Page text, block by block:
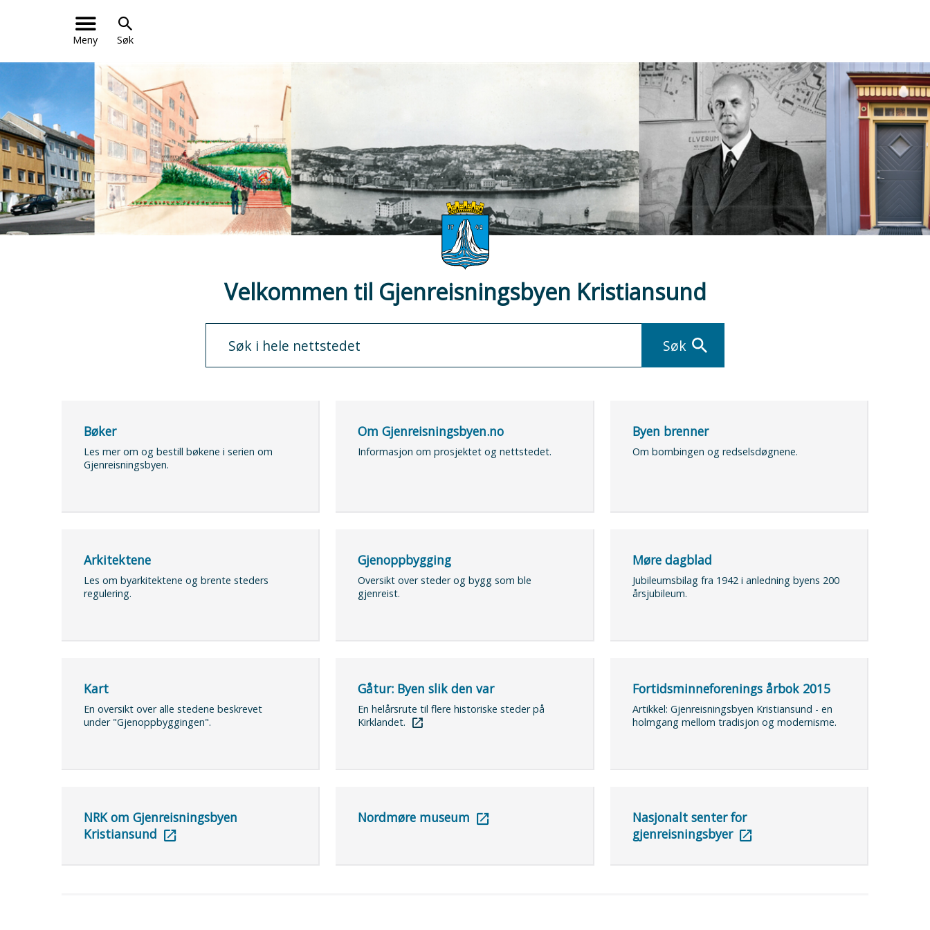
Søk
Meny
Velkommen til Gjenreisningsbyen Kristiansund
Bøker
Les mer om og bestill bøkene i serien om
Gjenreisningsbyen.
Om Gjenreisningsbyen.no
Informasjon om prosjektet og nettstedet.
Byen brenner
Om bombingen og redselsdøgnene.
Arkitektene
Les om byarkitektene og brente steders
regulering.
Gjenoppbygging
Oversikt over steder og bygg som ble
gjenreist.
Møre dagblad
Jubileumsbilag fra 1942 i anledning byens 200
årsjubileum.
Kart
En oversikt over alle stedene beskrevet
under "Gjenoppbyggingen".
Gåtur: Byen slik den var
En helårsrute til flere historiske steder på
Kirklandet.
Fortidsminneforenings årbok 2015
Artikkel: Gjenreisningsbyen Kristiansund - en
holmgang mellom tradisjon og modernisme.
NRK om Gjenreisningsbyen
Kristiansund
Nordmøre museum
Nasjonalt senter for
gjenreisningsbyer